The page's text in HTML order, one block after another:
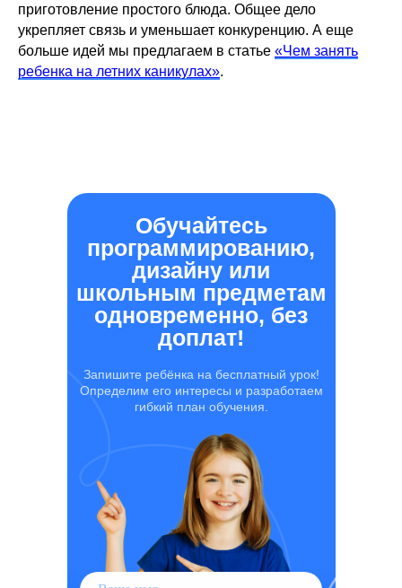
приготовление простого блюда. Общее дело
укрепляет связь и уменьшает конкуренцию. А еще
больше идей мы предлагаем в статье «Чем занять
ребенка на летних каникулах».
Запишите ребёнка на бесплатный урок!
Определим его интересы и разработаем
гибкий план обучения.
Обучайтесь
программированию,
дизайну или
школьным предметам
одновременно, без
доплат!